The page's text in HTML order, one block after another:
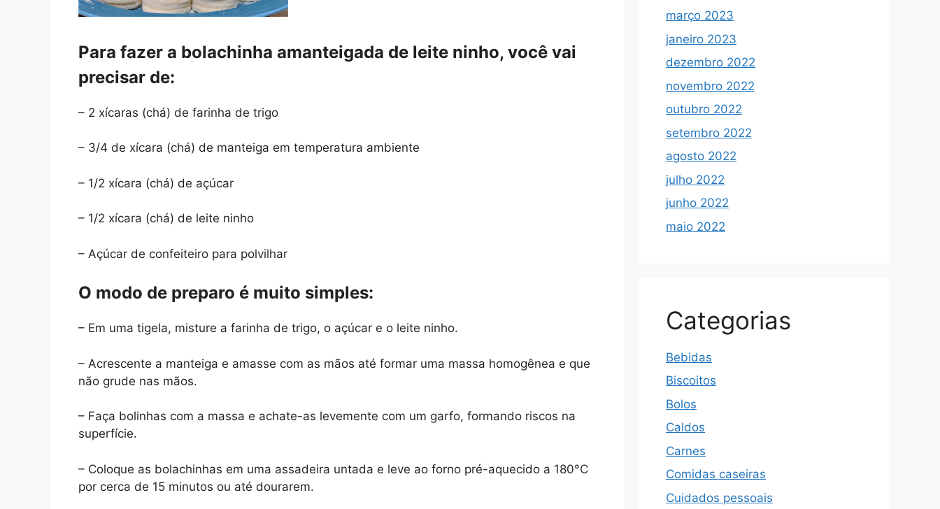
Para fazer a bolachinha amanteigada de leite ninho, você vai
precisar de:
– 2 xícaras (chá) de farinha de trigo
– 3/4 de xícara (chá) de manteiga em temperatura ambiente
– 1/2 xícara (chá) de açúcar
– 1/2 xícara (chá) de leite ninho
– Açúcar de confeiteiro para polvilhar
O modo de preparo é muito simples:
– Em uma tigela, misture a farinha de trigo, o açúcar e o leite ninho.
– Acrescente a manteiga e amasse com as mãos até formar uma massa homogênea e que
não grude nas mãos.
– Faça bolinhas com a massa e achate-as levemente com um garfo, formando riscos na
superfície.
– Coloque as bolachinhas em uma assadeira untada e leve ao forno pré-aquecido a 180°C
por cerca de 15 minutos ou até dourarem.
março 2023
janeiro 2023
dezembro 2022
novembro 2022
outubro 2022
setembro 2022
agosto 2022
julho 2022
junho 2022
maio 2022
Categorias
Bebidas
Biscoitos
Bolos
Caldos
Carnes
Comidas caseiras
Cuidados pessoais